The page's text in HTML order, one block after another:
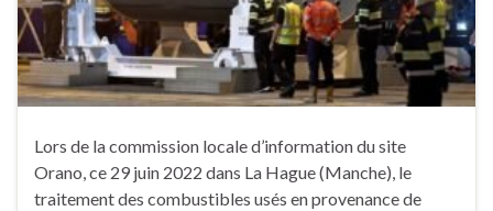
Lors de la commission locale d’information du site
Orano, ce 29 juin 2022 dans La Hague (Manche), le
traitement des combustibles usés en provenance de